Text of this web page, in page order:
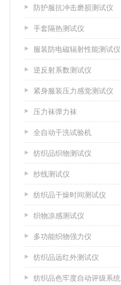
防护服抗冲击磨损测试仪
手套隔热测试仪
服装防电磁辐射性能测试仪
逆反射系数测试仪
紧身服装压力感觉测试仪
压力袜弹力袜
全自动干洗试验机
纺织品织物测试仪
纱线测试仪
纺织品干燥时间测试仪
织物凉感测试仪
多功能织物强力仪
纺织品远红外测试仪
纺织品色牢度自动评级系统